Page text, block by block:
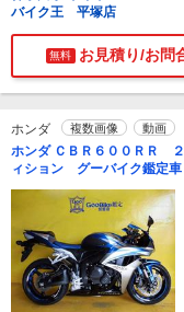
バイク王 平塚店
無料 お見積り/お問
ホンダ 複数画像 動画
ホンダ ＣＢＲ６００ＲＲ
ィション グーバイク鑑定車